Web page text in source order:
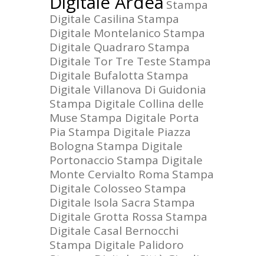
Stampa
Digitale Casilina Stampa
Digitale Montelanico Stampa
Digitale Quadraro Stampa
Digitale Tor Tre Teste Stampa
Digitale Bufalotta Stampa
Digitale Villanova Di Guidonia
Stampa Digitale Collina delle
Muse Stampa Digitale Porta
Pia Stampa Digitale Piazza
Bologna Stampa Digitale
Portonaccio Stampa Digitale
Monte Cervialto Roma Stampa
Digitale Colosseo Stampa
Digitale Isola Sacra Stampa
Digitale Grotta Rossa Stampa
Digitale Casal Bernocchi
Stampa Digitale Palidoro